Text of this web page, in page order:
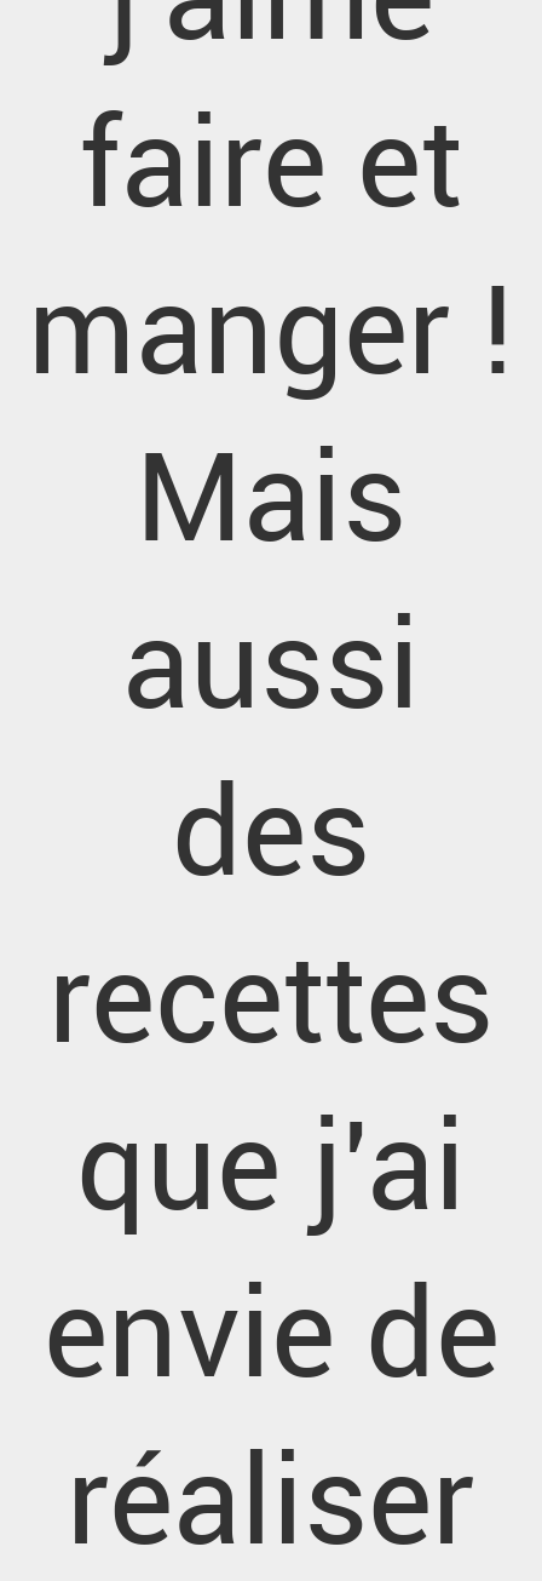
faire et
manger !
Mais
aussi
des
recettes
que j'ai
envie de
réaliser